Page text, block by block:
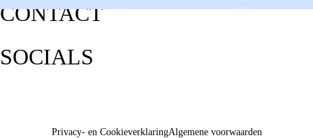
CONTACT
SOCIALS
Privacy- en CookieverklaringAlgemene voorwaarden